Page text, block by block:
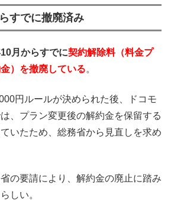
すでに撤廃済み
月からすでに契約解除料（料金プ
）を撤廃している。
円ルールが決められた後、ドコモ
、プラン変更後の解約金を保留する
いたため、総務省から見直しを求め
の要請により、解約金の廃止に踏み
しい。